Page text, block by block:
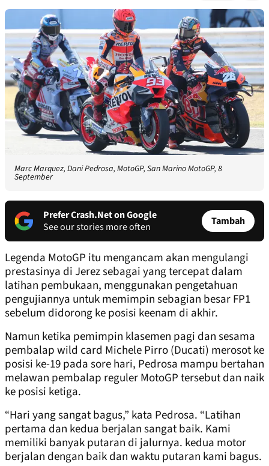
Marc Marquez, Dani Pedrosa, MotoGP, San Marino MotoGP, 8
September
Prefer Crash.Net on Google
See our stories more often
Tambah
Legenda MotoGP itu mengancam akan mengulangi
prestasinya di Jerez sebagai yang tercepat dalam
latihan pembukaan, menggunakan pengetahuan
pengujiannya untuk memimpin sebagian besar FP1
sebelum didorong ke posisi keenam di akhir.
Namun ketika pemimpin klasemen pagi dan sesama
pembalap wild card Michele Pirro (Ducati) merosot ke
posisi ke-19 pada sore hari, Pedrosa mampu bertahan
melawan pembalap reguler MotoGP tersebut dan naik
ke posisi ketiga.
“Hari yang sangat bagus,” kata Pedrosa. “Latihan
pertama dan kedua berjalan sangat baik. Kami
memiliki banyak putaran di jalurnya. kedua motor
berjalan dengan baik dan waktu putaran kami bagus.